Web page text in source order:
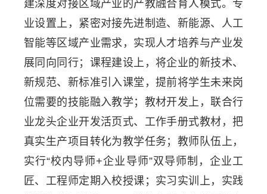
建深度对接区域产业的产教融合育人模式。专
业设置上，紧密对接先进制造、新能源、人工
智能等区域产业需求，实现人才培养与产业发
展同向同行；课程建设上，将企业的新技术、
新规范、新标准引入课堂，提前将学生未来岗
位需要的技能融入教学；教材开发上，联合行
业龙头企业开发活页式、工作手册式教材，把
真实生产项目转化为教学任务；教师队伍上，
实行“校内导师+企业导师”双导师制，企业工
匠、工程师定期入校授课；实习实训上，实践